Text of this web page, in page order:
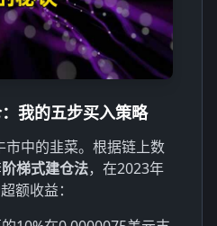
我的五步买入策略
中的韭菜。根据链上数
阶梯式建仓法，在2023年
额收益：